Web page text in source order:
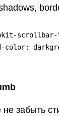
color:
забыть